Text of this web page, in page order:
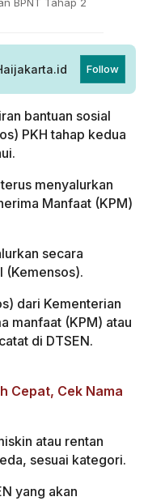
BPNT Tahap 2
Follow
bantuan sosial
PKH tahap kedua
menyalurkan
Manfaat (KPM)
secara
(Kemensos).
dari Kementerian
manfaat (KPM) atau
di DTSEN.
Cepat, Cek Nama
atau rentan
sesuai kategori.
yang akan